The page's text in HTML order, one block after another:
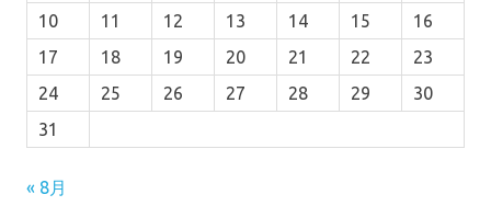
10
11 12 13 14 15
16
17
18 19 20 21 22
23
24
25 26 27 28 29
30
31
« 8月